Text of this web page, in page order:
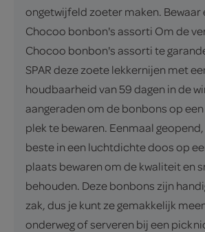
ongetwijfeld zoeter maken. Bewaar
Chocoo bonbon's assorti Om de
Chocoo bonbon's assorti te
SPAR deze zoete lekkernijen met
houdbaarheid van 59 dagen in de
aangeraden om de bonbons op
plek te bewaren. Eenmaal
beste in een luchtdichte doos op
plaats bewaren om de kwaliteit en
behouden. Deze bonbons zijn
zak, dus je kunt ze gemakkelijk
onderweg of serveren bij een